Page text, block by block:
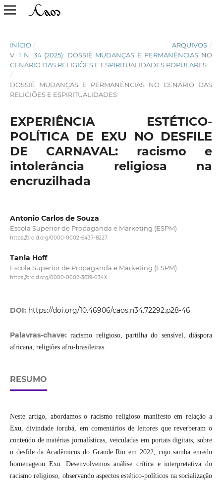
INÍCIO / ARQUIVOS /
V. 1 N. 34 (2025): DOSSIÊ MUDANÇAS E PERMANÊNCIAS NO
CENÁRIO DAS RELIGIÕES E ESPIRITUALIDADES POPULARES
/
DOSSIÊ MUDANÇAS E PERMANÊNCIAS NO CENÁRIO DAS
RELIGIÕES E ESPIRITUALIDADES
EXPERIÊNCIA ESTÉTICO-
POLÍTICA DE EXU NO DESFILE
DE CARNAVAL: racismo e
intolerância religiosa na
encruzilhada
Antonio Carlos de Souza
Escola Superior de Propaganda e Marketing (ESPM)
https://orcid.org/0000-0002-6437-8227
Tania Hoff
Escola Superior de Propaganda e Marketing (ESPM)
https://orcid.org/0000-0002-3619-034X
DOI: https://doi.org/10.46906/caos.n34.72292.p28-46
Palavras-chave:racismo religioso, partilha do sensível, diáspora
africana, religiões afro-brasileiras.
RESUMO
Neste artigo, abordamos o racismo religioso manifesto em relação a
Exu, divindade iorubá, em comentários de leitores que reverberam o
conteúdo de matérias jornalísticas, veiculadas em portais digitais, sobre
o desfile da Acadêmicos do Grande Rio em 2022, cujo samba enredo
homenageou Exu. Desenvolvemos análise crítica e interpretativa do
racismo religioso, observando aspectos estético-políticos na socialização